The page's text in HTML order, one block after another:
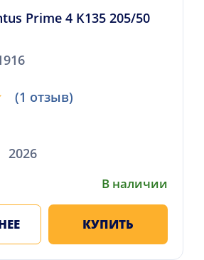
Prime 4 K135 205/50
(1 отзыв)
2026
В наличии
КУПИТЬ